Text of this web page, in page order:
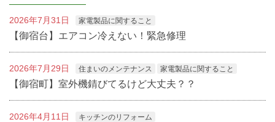
2026年7月31日 家電製品に関すること
【御宿台】エアコン冷えない！緊急修理
2026年7月29日 住まいのメンテナンス 家電製品に関すること
【御宿町】室外機錆びてるけど大丈夫？？
2026年4月11日 キッチンのリフォーム